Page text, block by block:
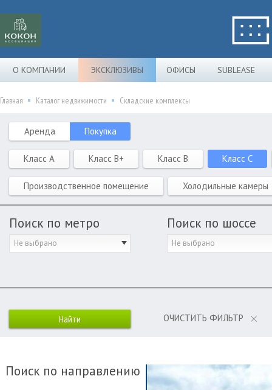
О КОМПАНИИ ЭКСКЛЮЗИВЫ ОФИСЫ SUBLEASE
Главная Каталог недвижимости Складские комплексы
Аренда Покупка
Класс A Класс B+ Класс B Класс C
Производственное помещение Холодильные камеры
Поиск по метро
Не выбрано
Поиск по шоссе
Не выбрано
ОЧИСТИТЬ ФИЛЬТР
Поиск по направлению